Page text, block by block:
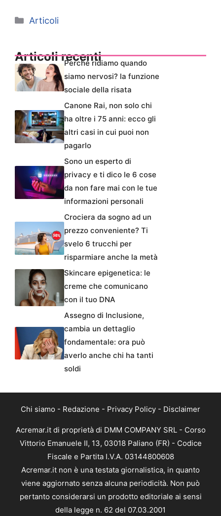
Categorie
Articoli
Articoli recentiPerché ridiamo quando
siamo nervosi? la funzione
sociale della risata
Canone Rai, non solo chi
ha oltre i 75 anni: ecco gli
altri casi in cui puoi non
pagarlo
Sono un esperto di
privacy e ti dico le 6 cose
da non fare mai con le tue
informazioni personali
Crociera da sogno ad un
prezzo conveniente? Ti
svelo 6 trucchi per
risparmiare anche la metà
Skincare epigenetica: le
creme che comunicano
con il tuo DNA
Assegno di Inclusione,
cambia un dettaglio
fondamentale: ora può
averlo anche chi ha tanti
soldi
Chi siamo - Redazione - Privacy Policy - Disclaimer
Acremar.it di proprietà di DMM COMPANY SRL - Corso
Vittorio Emanuele II, 13, 03018 Paliano (FR) - Codice
Fiscale e Partita I.V.A. 03144800608
Acremar.it non è una testata giornalistica, in quanto
viene aggiornato senza alcuna periodicità. Non può
pertanto considerarsi un prodotto editoriale ai sensi
della legge n. 62 del 07.03.2001